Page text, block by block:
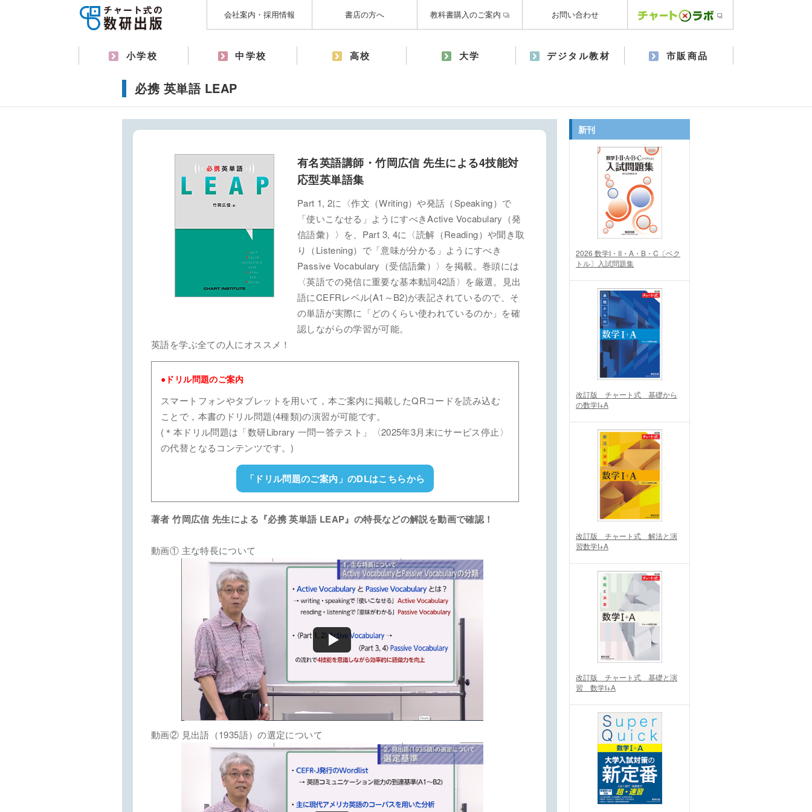
会社案内・採用情報 書店の方へ 教科書購入のご案内 お問い合わせ
小学校 中学校 高校 大学 デジタル教材 市販商品
必携 英単語 LEAP
有名英語講師・竹岡広信 先生による4技能対
応型英単語集
Part 1, 2に〈作文（Writing）や発話（Speaking）で
「使いこなせる」ようにすべきActive Vocabulary（発
信語彙）〉を、Part 3, 4に〈読解（Reading）や聞き取
り（Listening）で「意味が分かる」ようにすべき
Passive Vocabulary（受信語彙）〉を掲載。巻頭には
〈英語での発信に重要な基本動詞42語〉を厳選。見出
語にCEFRレベル(A1～B2)が表記されているので、そ
の単語が実際に「どのくらい使われているのか」を確
認しながらの学習が可能。
英語を学ぶ全ての人にオススメ！
●ドリル問題のご案内
スマートフォンやタブレットを用いて，本ご案内に掲載したQRコードを読み込む
ことで，本書のドリル問題(4種類)の演習が可能です。
(＊本ドリル問題は「数研Library 一問一答テスト」〈2025年3月末にサービス停止〉
の代替となるコンテンツです。)
「ドリル問題のご案内」のDLはこちらから
著者 竹岡広信 先生による『必携 英単語 LEAP』の特長などの解説を動画で確認！
動画① 主な特長について
動画② 見出語（1935語）の選定について
新刊
2026 数学I・II・A・B・C〔ベク
トル〕入試問題集
改訂版 チャート式 基礎から
の数学I+A
改訂版 チャート式 解法と演
習数学I+A
改訂版 チャート式 基礎と演
習 数学I+A